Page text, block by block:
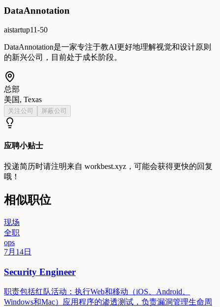
DataAnnotation
aistartup11-50
DataAnnotation是一家专注于教AI更好地理解视觉和设计原则
的新兴公司，目前处于成长阶段。
总部
美国, Texas
关注公司 屏蔽公司
应聘小贴士
投递简历时请注明来自 workbest.xyz ，可能会获得更快的回复
哦！
相似职位
现场
全职
ops
7月14日
Security Engineer
职责包括红队活动：执行Web和移动（iOS、Android、
Windows和Mac）应用程序的渗透测试，负责漏洞管理生命周